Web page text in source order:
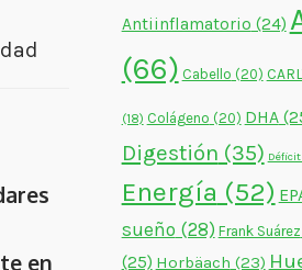
en
Antiinflamatorio (24)
(66) Cabello (20)
(18) Colágeno (20) DHA
Digestión (35)
Energía (52)
sueño (28) Frank Suárez
(25) Horbäach (23)